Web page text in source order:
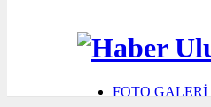
FOTO GALERİ